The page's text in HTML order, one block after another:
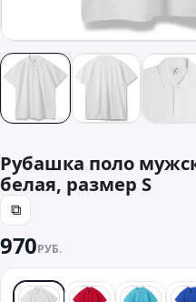
Рубашка поло
белая, размер S
⧉
970РУБ.